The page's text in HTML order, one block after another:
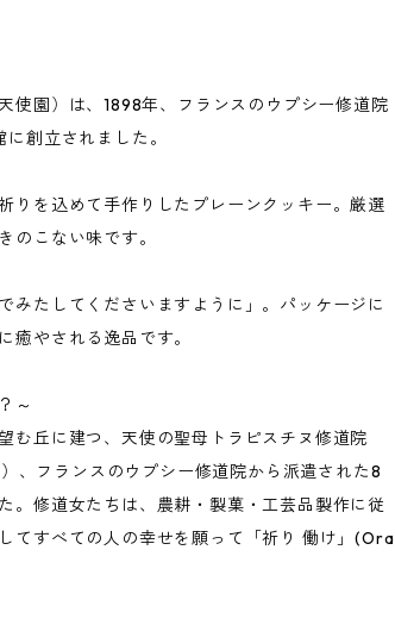
使園）は、1898年、フランスのウプシー修道院
創立されました。
りを込めて手作りしたプレーンクッキー。厳選
のこない味です。
みたしてくださいますように」。パッケージに
癒やされる逸品です。
～
む丘に建つ、天使の聖母トラピスチヌ修道院
、フランスのウプシー修道院から派遣された8
。修道女たちは、農耕・製菓・工芸品製作に従
てすべての人の幸せを願って「祈り 働け」(Ora